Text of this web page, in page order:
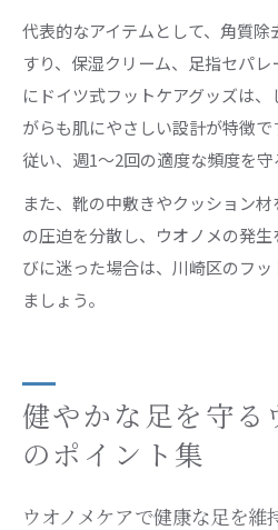
代表的なアイテムとして、角質
すり、保湿クリーム、足指セパ
にドイツ式フットケアグッズは
がらも肌にやさしい設計が特徴
従い、週1〜2回の適度な頻度を守
また、靴の中敷きやクッション
の圧迫を分散し、ウオノメの発
びに迷った場合は、川崎区のフ
ましょう。
健やかな足を守る
のポイント集
ウオノメケアで健康な足を維